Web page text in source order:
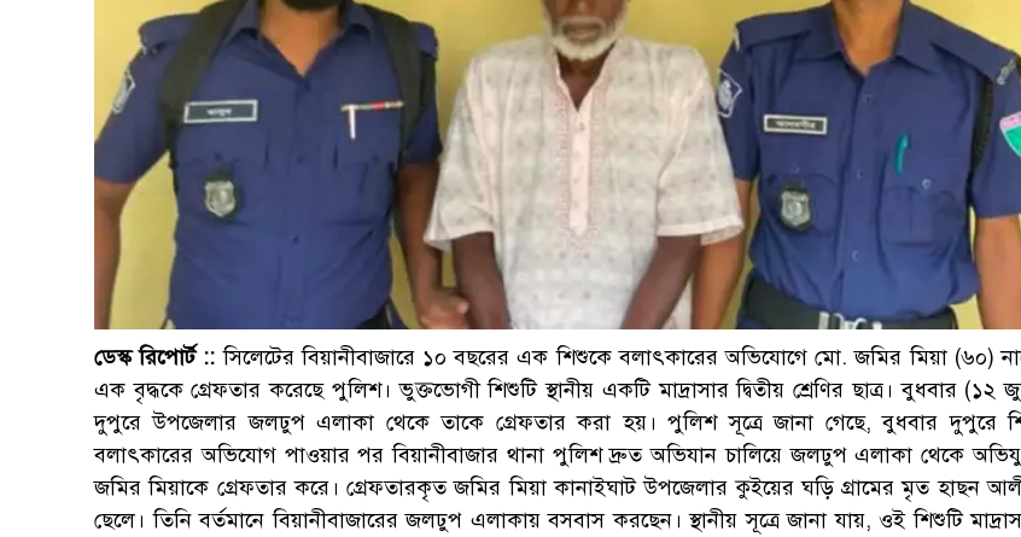
ডেস্ক রিপোর্ট :: সিলেটের বিয়ানীবাজারে ১০ বছরের এক শিশুকে বলাৎকারের অভিযোগে মো. জমির মিয়া (৬০)
এক বৃদ্ধকে গ্রেফতার করেছে পুলিশ। ভুক্তভোগী শিশুটি স্থানীয় একটি মাদ্রাসার দ্বিতীয় শ্রেণির ছাত্র। বুধবার (১২
দুপুরে উপজেলার জলঢুপ এলাকা থেকে তাকে গ্রেফতার করা হয়। পুলিশ সূত্রে জানা গেছে, বুধবার দুপুরে
বলাৎকারের অভিযোগ পাওয়ার পর বিয়ানীবাজার থানা পুলিশ দ্রুত অভিযান চালিয়ে জলঢুপ এলাকা থেকে
জমির মিয়াকে গ্রেফতার করে। গ্রেফতারকৃত জমির মিয়া কানাইঘাট উপজেলার কুইয়ের ঘড়ি গ্রামের মৃত হাছন
ছেলে। তিনি বর্তমানে বিয়ানীবাজারের জলঢুপ এলাকায় বসবাস করছেন। স্থানীয় সূত্রে জানা যায়, ওই শিশুটি